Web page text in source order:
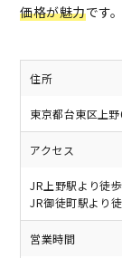
価格が魅力です。
住所
東京都台東区上
アクセス
JR上野駅より徒
JR御徒町駅より
営業時間